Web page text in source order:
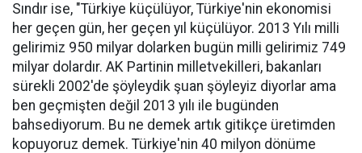
Sındır ise, "Türkiye küçülüyor, Türkiye'nin ekonomisi
her geçen gün, her geçen yıl küçülüyor. 2013 Yılı milli
gelirimiz 950 milyar dolarken bugün milli gelirimiz 749
milyar dolardır. AK Partinin milletvekilleri, bakanları
sürekli 2002'de şöyleydik şuan şöyleyiz diyorlar ama
ben geçmişten değil 2013 yılı ile bugünden
bahsediyorum. Bu ne demek artık gitikçe üretimden
kopuyoruz demek. Türkiye'nin 40 milyon dönüme